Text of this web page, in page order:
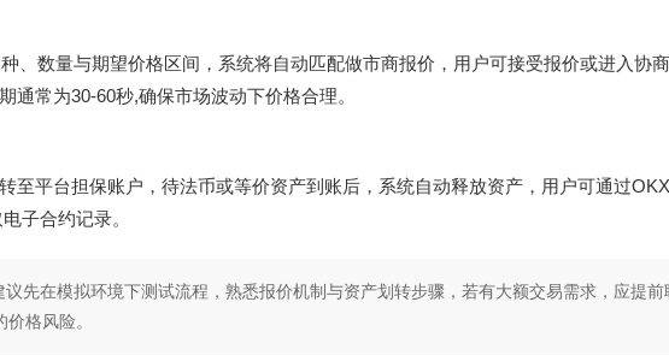
、数量与期望价格区间，系统将自动匹配做市商报价，用户可接受报价或进入协
通常为30-60秒,确保市场波动下价格合理。
至平台担保账户，待法币或等价资产到账后，系统自动释放资产，用户可通过
子合约记录。
议先在模拟环境下测试流程，熟悉报价机制与资产划转步骤，若有大额交易需求，应提前
格风险。